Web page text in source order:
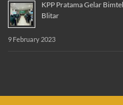
KPP Pratama Gelar
Blitar
9 February 2023